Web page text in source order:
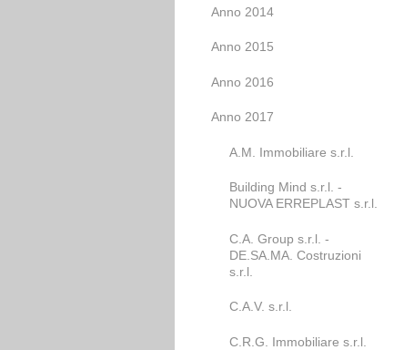
Anno 2014
Anno 2015
Anno 2016
Anno 2017
A.M. Immobiliare s.r.l.
Building Mind s.r.l. -
NUOVA ERREPLAST s.r.l.
C.A. Group s.r.l. -
DE.SA.MA. Costruzioni
s.r.l.
C.A.V. s.r.l.
C.R.G. Immobiliare s.r.l.